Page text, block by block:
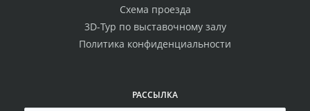
Схема проезда
3D-Тур по выставочному залу
Политика конфиденциальности
РАССЫЛКА